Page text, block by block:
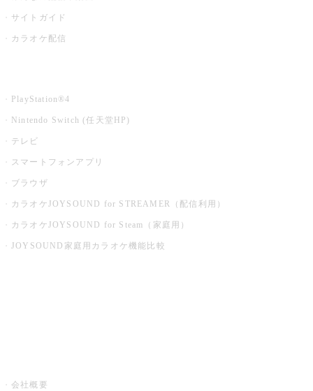
サイトガイド
カラオケ配信
PlayStation®4
Nintendo Switch (任天堂HP)
テレビ
スマートフォンアプリ
ブラウザ
カラオケJOYSOUND for STREAMER（配信利用）
カラオケJOYSOUND for Steam（家庭用）
JOYSOUND家庭用カラオケ機能比較
会社概要